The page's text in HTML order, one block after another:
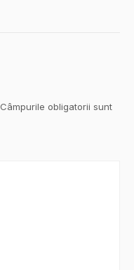
Câmpurile obligatorii sunt